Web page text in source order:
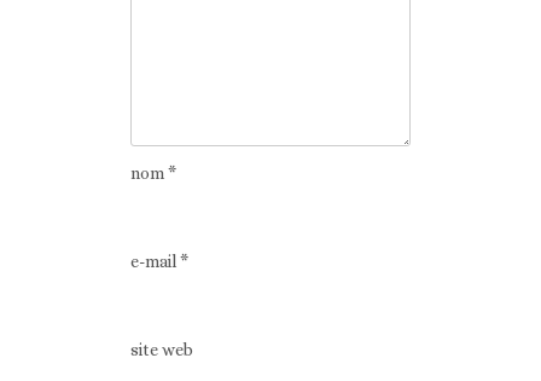
nom*
e-mail*
site web